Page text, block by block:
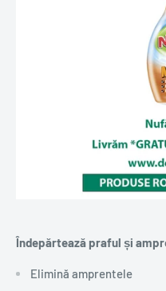
Îndepărtează praful și
Elimină amprentele